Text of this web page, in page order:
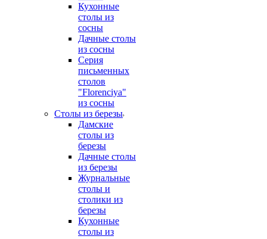
Кухонные
столы из
сосны
Дачные столы
из сосны
Серия
письменных
столов
"Florenciya"
из сосны
Столы из березы
Дамские
столы из
березы
Дачные столы
из березы
Журнальные
столы и
столики из
березы
Кухонные
столы из